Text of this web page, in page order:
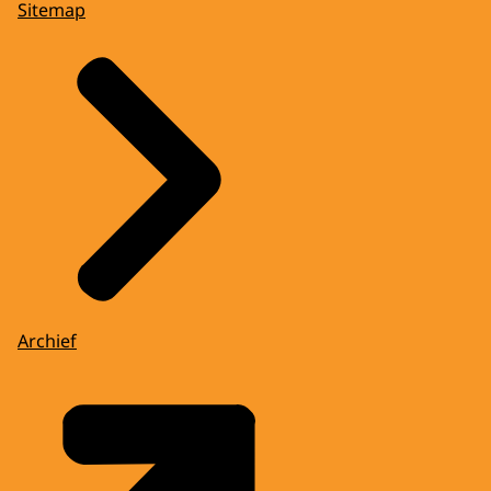
Sitemap
Archief